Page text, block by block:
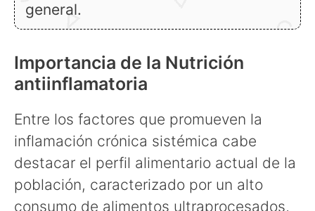
general.
Importancia de la Nutrición
antiinflamatoria
Entre los factores que promueven la
inflamación crónica sistémica cabe
destacar el perfil alimentario actual de la
población, caracterizado por un alto
consumo de alimentos ultraprocesados,